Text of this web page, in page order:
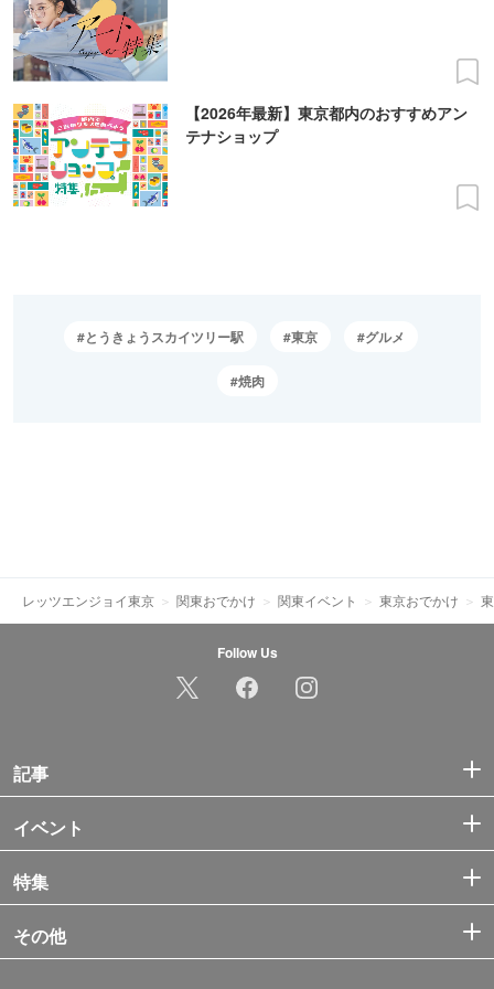
【2026年最新】東京都内のおすすめアン
テナショップ
とうきょうスカイツリー駅 東京 グルメ
焼肉
レッツエンジョイ東京 関東おでかけ 関東イベント 東京おでかけ
Follow Us
記事
イベント
特集
その他